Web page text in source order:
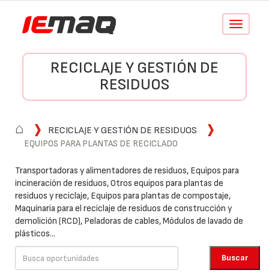
Conmutar
RECICLAJE Y GESTIÓN DE
RESIDUOS
⌂
RECICLAJE Y GESTIÓN DE RESIDUOS
EQUIPOS PARA PLANTAS DE RECICLADO
Transportadoras y alimentadores de residuos, Equipos para
incineración de residuos, Otros equipos para plantas de
residuos y reciclaje, Equipos para plantas de compostaje,
Maquinaria para el reciclaje de residuos de construcción y
demolición (RCD), Peladoras de cables, Módulos de lavado de
plásticos...